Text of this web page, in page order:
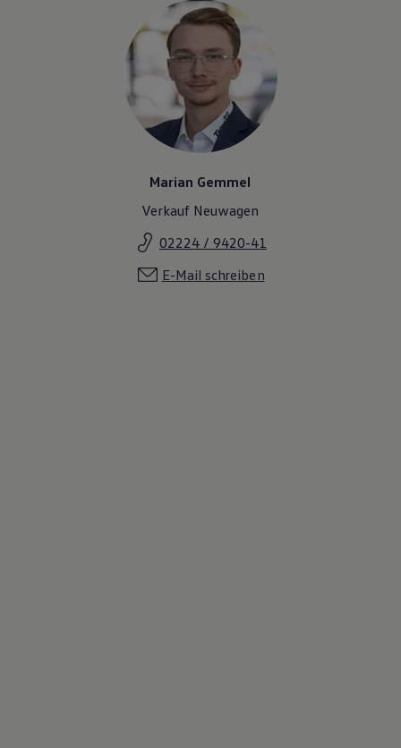
Marian Gemmel
Verkauf Neuwagen
02224 / 9420-41
E-Mail schreiben